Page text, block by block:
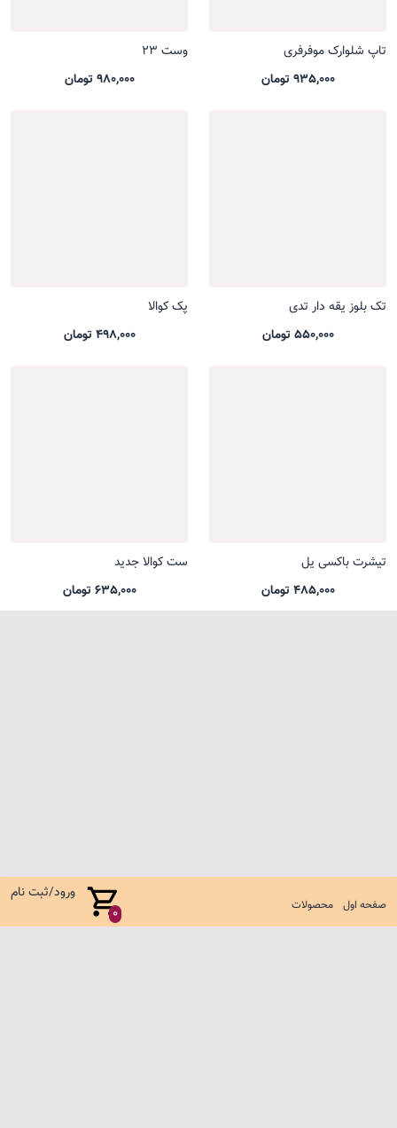
صفحه اول محصولات 0
ورود/ثبت نام
تاپ شلوارک موفرفری
935,000 تومان
وست 23
980,000 تومان
تک بلوز یقه دار تدی
550,000 تومان
پک کوالا
498,000 تومان
تیشرت باکسی یل
485,000 تومان
ست کوالا جدید
635,000 تومان